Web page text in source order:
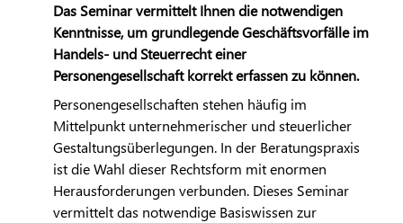
Das Seminar vermittelt Ihnen die notwendigen
Kenntnisse, um grundlegende Geschäftsvorfälle im
Handels- und Steuerrecht einer
Personengesellschaft korrekt erfassen zu können.
Personengesellschaften stehen häufig im
Mittelpunkt unternehmerischer und steuerlicher
Gestaltungsüberlegungen. In der Beratungspraxis
ist die Wahl dieser Rechtsform mit enormen
Herausforderungen verbunden. Dieses Seminar
vermittelt das notwendige Basiswissen zur